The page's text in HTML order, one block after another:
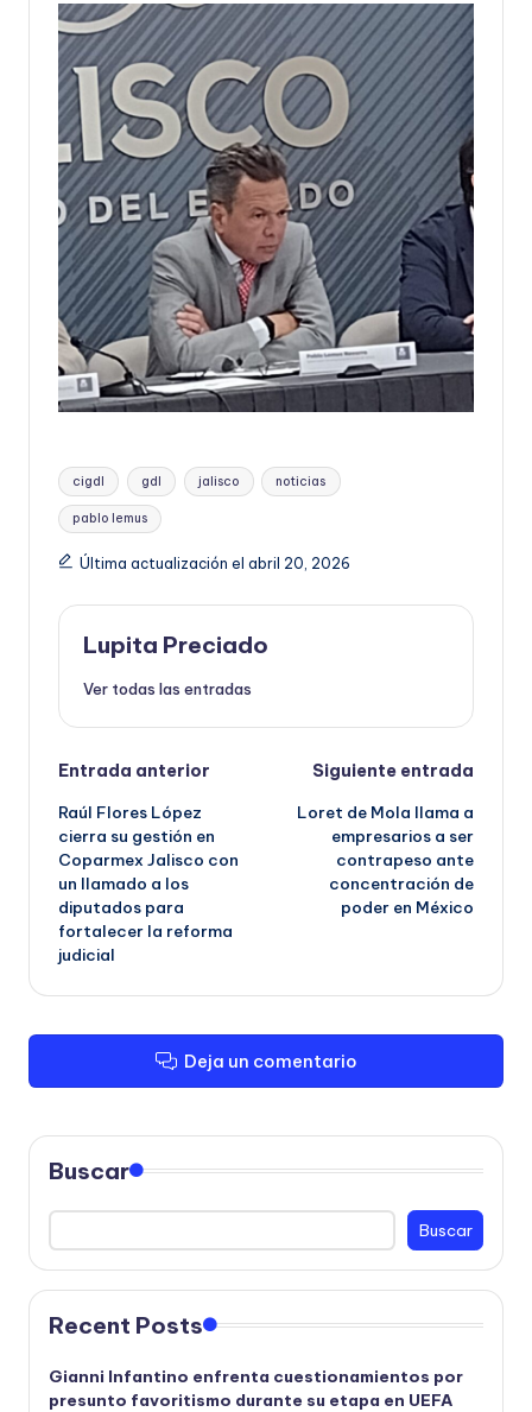
Etiquetas:
cigdl gdl jalisco noticias
pablo lemus
Última actualización el abril 20, 2026
Lupita Preciado
Ver todas las entradas
Navegación
de
entradas
Entrada anterior
Raúl Flores López
cierra su gestión en
Coparmex Jalisco con
un llamado a los
diputados para
fortalecer la reforma
judicial
Siguiente entrada
Loret de Mola llama a
empresarios a ser
contrapeso ante
concentración de
poder en México
Deja un comentario
Buscar
Buscar
Recent Posts
Gianni Infantino enfrenta cuestionamientos por
presunto favoritismo durante su etapa en UEFA